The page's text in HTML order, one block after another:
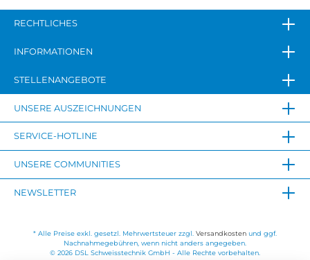
RECHTLICHES
INFORMATIONEN
STELLENANGEBOTE
UNSERE AUSZEICHNUNGEN
SERVICE-HOTLINE
UNSERE COMMUNITIES
NEWSLETTER
* Alle Preise exkl. gesetzl. Mehrwertsteuer zzgl. Versandkosten und ggf.
Nachnahmegebühren, wenn nicht anders angegeben.
© 2026 DSL Schweisstechnik GmbH - Alle Rechte vorbehalten.